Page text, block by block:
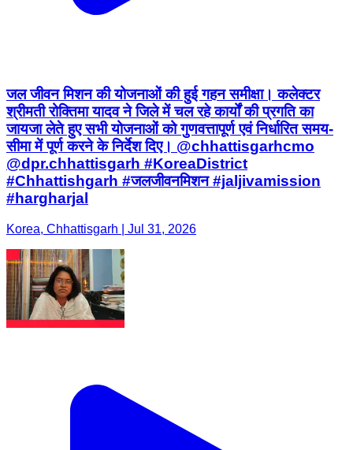
जल जीवन मिशन की योजनाओं की हुई गहन समीक्षा। कलेक्टर
श्रीमती रोक्तिमा यादव ने जिले में चल रहे कार्यों की प्रगति का
जायजा लेते हुए सभी योजनाओं को गुणवत्तापूर्ण एवं निर्धारित समय-
सीमा में पूर्ण करने के निर्देश दिए। @chhattisgarhcmo
@dpr.chhattisgarh #KoreaDistrict
#Chhattishgarh #जलजीवनमिशन #jaljivamission
#hargharjal
Korea, Chhattisgarh | Jul 31, 2026